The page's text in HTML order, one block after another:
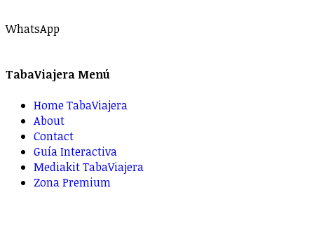
WhatsApp
TabaViajera Menú
Home TabaViajera
About
Contact
Guía Interactiva
Mediakit TabaViajera
Zona Premium